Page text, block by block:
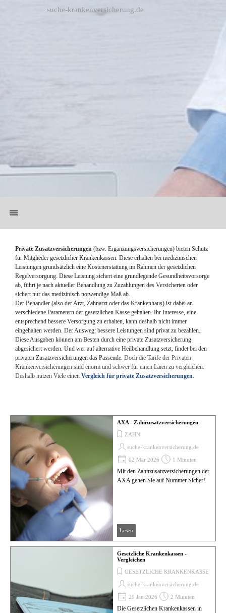
suche-krankenversicherung.de
Menü überspringen
Private Zusatzversicherungen (bzw. Ergänzungsversicherungen) bieten Schutz
für Mitglieder gesetzlicher Krankenkassen. Diese erhalten bei medizinischen
Leistungen grundsätzlich eine Kostenerstattung im Rahmen der gesetzlichen
Regelversorgung. Diese Leistung sichert eine grundlegende Gesundheitsvorsorge
ab, führt je nach aktueller Behandlung zu Zuzahlungen des Versicherten oder
sichert nur das medizinisch notwendige Maß ab.
Der Behandler (also der Arzt, Zahnarzt oder das Krankenhaus) ist dabei an
verschiedene Parametern der gesetzlichen Kasse gehalten. Ihr Interesse, eine
entsprechend bessere Versorgung zu erhalten, kann deshalb nicht immer
eingehalten werden. Der Ausweg: bessere Leistungen sind privat zu bezahlen.
Diese Ausgaben können am Besten durch eine private Zusatzversicherung
abgesichert werden. Und wer auf alternative Heilbehandlung setzt, findet bei den
privaten Zusatzversicherungen das Passende. Doch die Tarife der Privaten
Krankenversicherungen sind enorm und schwer für einen Laien zu vergleichen.
Deshalb nutzen Viele einen Vergleich für private Zusatzversicherungen.
AXA - Zahnzusatzversicherungen
ZAHN
suche-krankenversicherung.de
02 Mär 2026 1 Minuten
Mit den Zahnzusatzversicherungen der
AXA gehen Sie auf Nummer Sicher!
Lesen
Gesetzliche Krankenkassen -
Vergleichen
GESETZLICHE KRANKENKASSE
suche-krankenversicherung.de
29 Jan 2026 2 Minuten
Die Gesetzlichen Krankenkassen in